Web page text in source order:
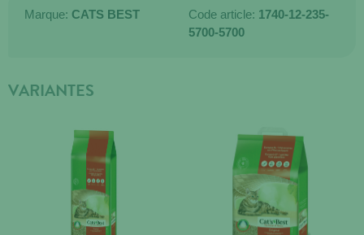
Marque: CATS BEST Code article: 1740-12-235-
5700-5700
VARIANTES